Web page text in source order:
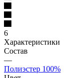
6
Характеристики
Состав
—
Полиэстер 100%